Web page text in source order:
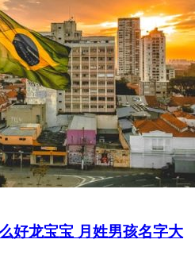
好龙宝宝 月姓男孩名字大